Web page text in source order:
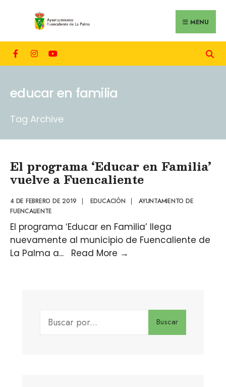
MENU
educar en familia
Tag Archive
El programa ‘Educar en Familia’
vuelve a Fuencaliente
4 DE FEBRERO DE 2019 | EDUCACIÓN |
AYUNTAMIENTO DE
FUENCALIENTE
El programa ‘Educar en Familia’ llega
nuevamente al municipio de Fuencaliente de
La Palma a... Read More →
Buscar